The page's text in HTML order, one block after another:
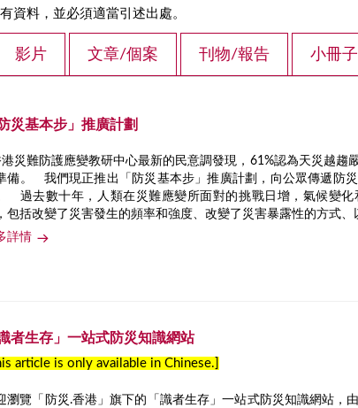
資料，並必須適當引述出處。
影片 文章/個案 刊物/報告 小冊子
防災基本步」推廣計劃
災難防護應變教研中心最新的民意調發現，61%認為天災越趨
備。 我們現正推出「防災基本步」推廣計劃，向公眾傳遞防
過去數十年，人類在災難應變所面對的挑戰日增，氣候變化
包括改變了災害發生的頻率和強度、改變了災害暴露性的方式
詳情
識者生存」一站式防災知識網站
article is only available in Chinese.]
瀏覽「防災.香港」旗下的「識者生存」一站式防災知識網站，